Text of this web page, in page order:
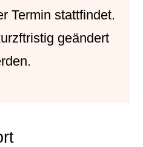
Termin stattfindet.
geändert